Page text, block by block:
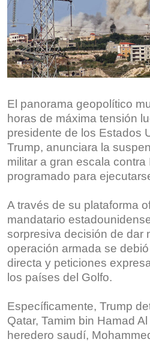
El panorama geopolítico
horas de máxima tensión
presidente de los Estados
Trump, anunciara la
militar a gran escala contra
programado para
A través de su plataforma
mandatario
sorpresiva decisión de dar
operación armada se
directa y peticiones
los países del Golfo.
Específicamente, Trump
Qatar, Tamim bin Hamad
heredero saudí,